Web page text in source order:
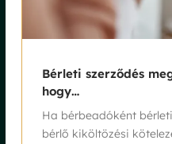
Bérleti szerződés
hogy…
Ha bérbeadóként
bérlő kiköltözési